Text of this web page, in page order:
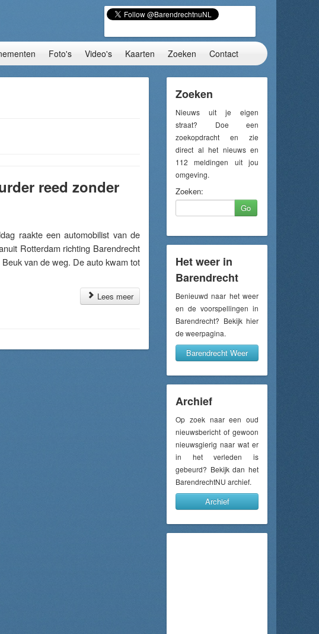
Foto's Video's Kaarten Zoeken Contact
reed zonder
raakte een automobilist van de
Rotterdam richting Barendrecht
van de weg. De auto kwam tot
Lees meer
Zoeken
Nieuws uit je eigen
straat? Doe een
zoekopdracht en zie
direct al het nieuws en
112 meldingen uit jou
omgeving.
Zoeken:
Go
Het weer in
Barendrecht
Benieuwd naar het weer
en de voorspellingen in
Barendrecht? Bekijk hier
de weerpagina.
Barendrecht Weer
Archief
Op zoek naar een oud
nieuwsbericht of gewoon
nieuwsgierig naar wat er
in het verleden is
gebeurd? Bekijk dan het
BarendrechtNU archief.
Archief